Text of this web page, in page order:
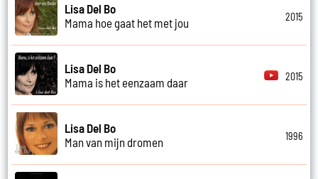
Lisa Del Bo
Mama hoe gaat het met jou
2015
Lisa Del Bo
Mama is het eenzaam daar
2015
Lisa Del Bo
Man van mijn dromen
1996